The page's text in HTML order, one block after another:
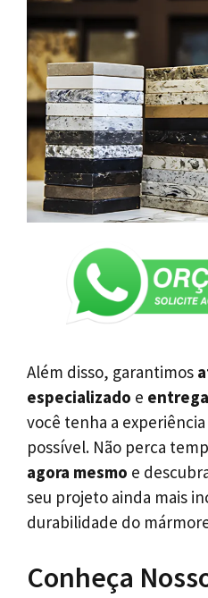
Além disso, garantimos
especializado e
você tenha a
possível. Não perca
agora mesmo e
seu projeto ainda mais
durabilidade do
Conheça